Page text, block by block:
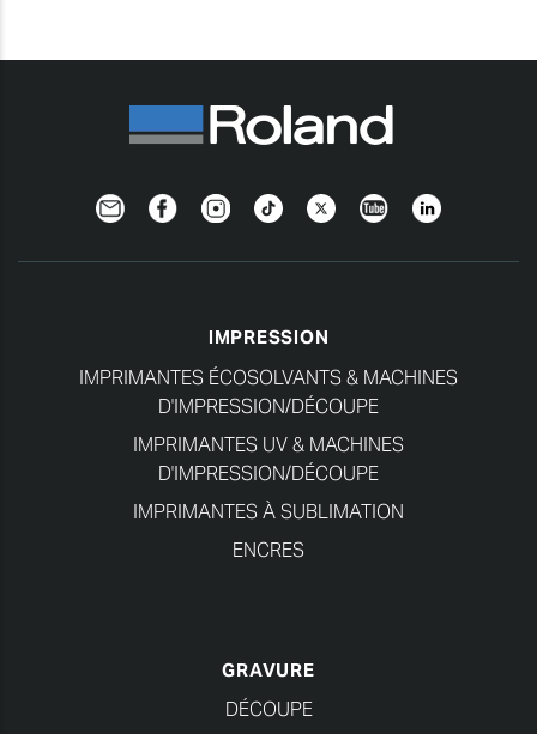
NewsletterFacebookInstagramTikTokTwitterYouTubeLinkedin
IMPRESSION
IMPRIMANTES ÉCOSOLVANTS & MACHINES
D'IMPRESSION/DÉCOUPE
IMPRIMANTES UV & MACHINES
D'IMPRESSION/DÉCOUPE
IMPRIMANTES À SUBLIMATION
ENCRES
GRAVURE
DÉCOUPE